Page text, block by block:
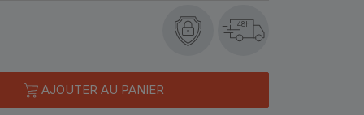
48h
AJOUTER AU PANIER